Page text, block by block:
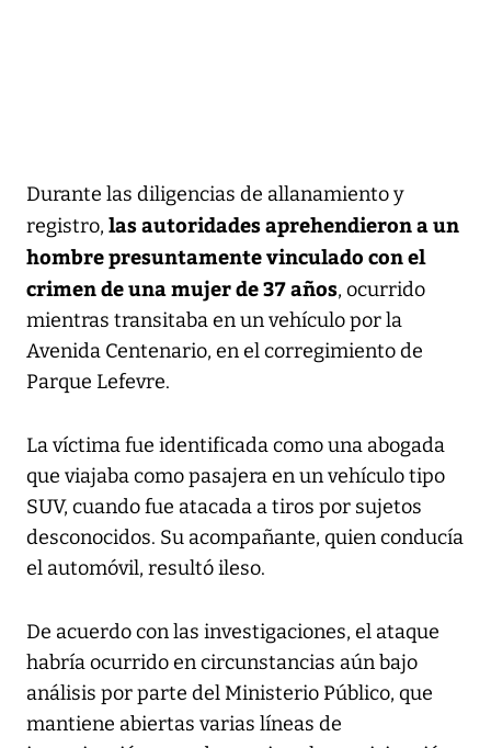
Durante las diligencias de allanamiento y
registro, las autoridades aprehendieron a un
hombre presuntamente vinculado con el
crimen de una mujer de 37 años, ocurrido
mientras transitaba en un vehículo por la
Avenida Centenario, en el corregimiento de
Parque Lefevre.
La víctima fue identificada como una abogada
que viajaba como pasajera en un vehículo tipo
SUV, cuando fue atacada a tiros por sujetos
desconocidos. Su acompañante, quien conducía
el automóvil, resultó ileso.
De acuerdo con las investigaciones, el ataque
habría ocurrido en circunstancias aún bajo
análisis por parte del Ministerio Público, que
mantiene abiertas varias líneas de